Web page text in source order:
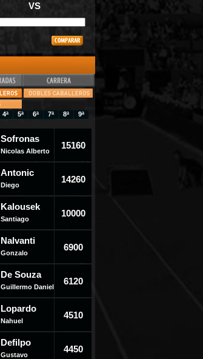
VS
4ª 5ª 6ª 7ª 8ª
9ª
Sofronas
Nicolas Alberto
15160
Antonic
Diego
14260
Kalousek
Santiago
10000
Nalvanti
Gonzalo
6900
De Souza
Guillermo Daniel
6120
Lopardo
Nahuel
4510
Defilpo
Gustavo
4450